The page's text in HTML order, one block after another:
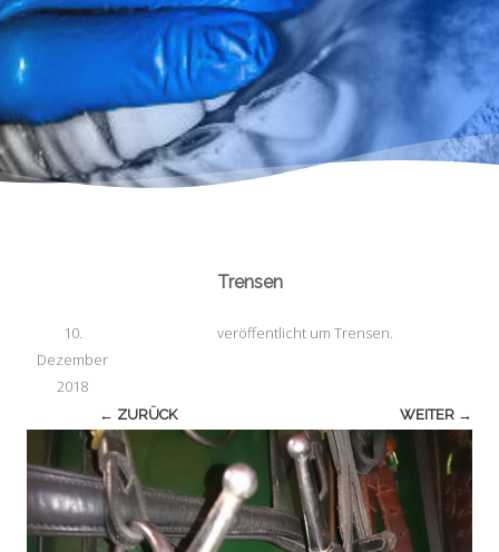
Trensen
veröffentlicht
10.
Dezember
2018
um Trensen.
← ZURÜCK WEITER →